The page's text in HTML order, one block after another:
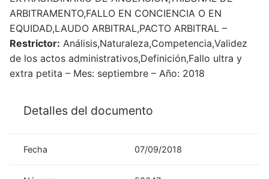
ARBITRAMENTO,FALLO EN CONCIENCIA O EN
EQUIDAD,LAUDO ARBITRAL,PACTO ARBITRAL –
Restrictor: Análisis,Naturaleza,Competencia,Validez
de los actos administrativos,Definición,Fallo ultra y
extra petita – Mes: septiembre – Año: 2018
Detalles del documento
Fecha 07/09/2018